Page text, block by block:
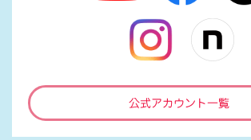
公式アカウント一覧